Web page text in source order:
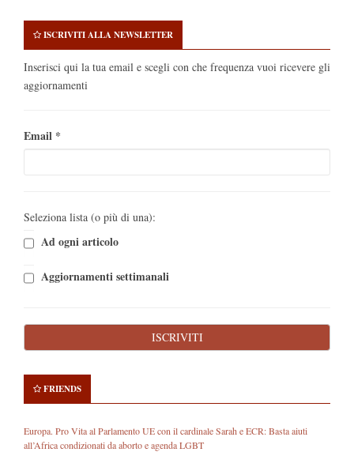
ISCRIVITI ALLA NEWSLETTER
Inserisci qui la tua email e scegli con che frequenza vuoi ricevere gli
aggiornamenti
Email *
Seleziona lista (o più di una):
Ad ogni articolo
Aggiornamenti settimanali
FRIENDS
Europa. Pro Vita al Parlamento UE con il cardinale Sarah e ECR: Basta aiuti
all’Africa condizionati da aborto e agenda LGBT